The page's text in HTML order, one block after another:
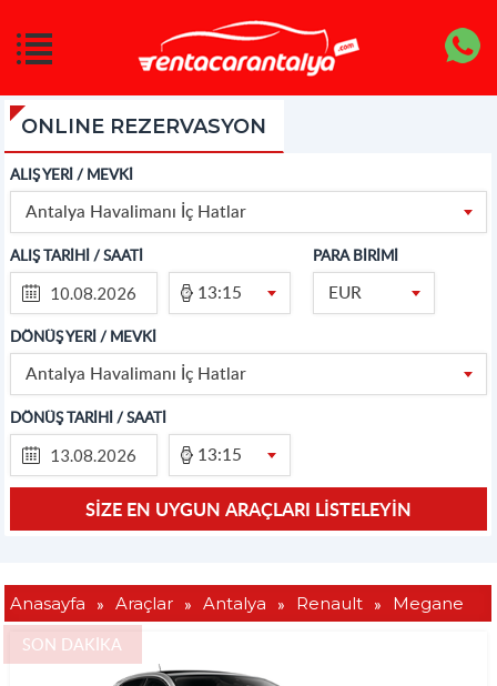
ONLINE REZERVASYON
ALIŞ YERİ / MEVKİ
Antalya Havalimanı İç Hatlar
ALIŞ TARİHİ / SAATİ
13:15
PARA BİRİMİ
EUR
DÖNÜŞ YERİ / MEVKİ
Antalya Havalimanı İç Hatlar
DÖNÜŞ TARİHİ / SAATİ
13:15
Anasayfa » Araçlar » Antalya » Renault » Megane
SON DAKİKA